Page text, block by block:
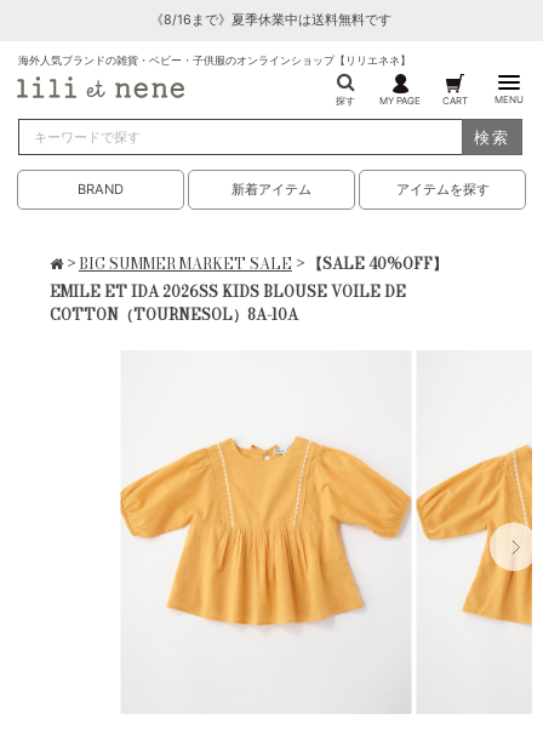
《8/16まで》夏季休業中は送料無料です
海外人気ブランドの雑貨・ベビー・子供服のオンラインショップ【リリエネネ】
探す MY PAGE CART MENU
検索
BRAND 新着アイテム アイテムを探す
> BIG SUMMER MARKET SALE > 【SALE 40%OFF】
EMILE ET IDA 2026SS KIDS BLOUSE VOILE DE
COTTON（TOURNESOL）8A-10A